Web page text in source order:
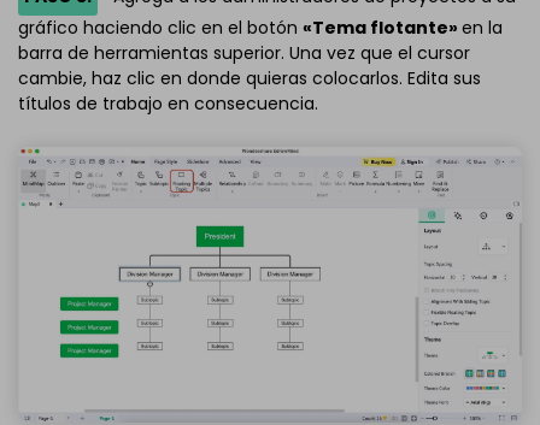
gráfico haciendo clic en el botón «Tema flotante» en la
barra de herramientas superior. Una vez que el cursor
cambie, haz clic en donde quieras colocarlos. Edita sus
títulos de trabajo en consecuencia.